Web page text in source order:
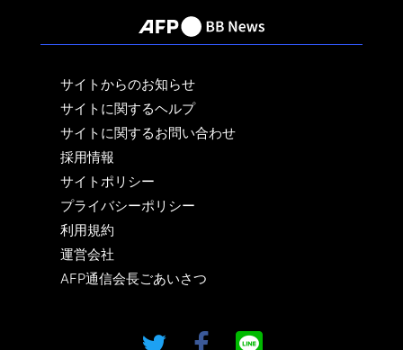
サイトからのお知らせ
サイトに関するヘルプ
サイトに関するお問い合わせ
採用情報
サイトポリシー
プライバシーポリシー
利用規約
運営会社
AFP通信会長ごあいさつ